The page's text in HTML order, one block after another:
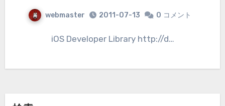
webmaster 2011-07-13 0 コメント
iOS Developer Library http://d…